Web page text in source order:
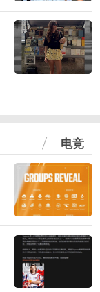
电竞